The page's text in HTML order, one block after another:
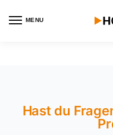
MENU
Hast du